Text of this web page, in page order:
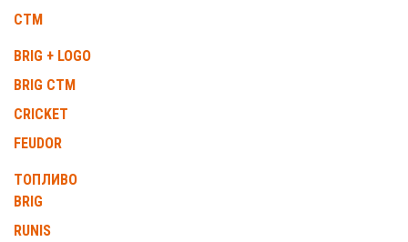
СТМ
BRIG + LOGO
BRIG СТМ
CRICKET
FEUDOR
ТОПЛИВО
BRIG
RUNIS